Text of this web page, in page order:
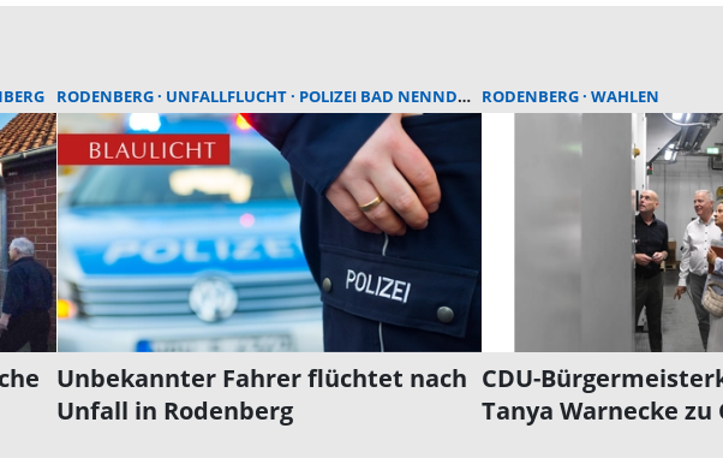
RODENBERG UNFALLFLUCHT POLIZEI BAD NENNDORF
Unbekannter Fahrer flüchtet nach
Unfall in Rodenberg
RODENBERG WAHLEN
CDU-
Tanya Warnecke zu